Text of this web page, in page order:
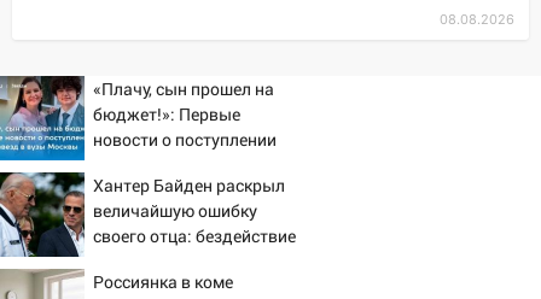
Ураган ударил по Ульяновску:
затопленные улицы и остановившиеся
трамваи
12:17
Ульяновск накрыл крупный град:
после ливня город снова уходит под
воду
12:12
Прокуратура взяла на контроль
ДТП с шестилетним ребёнком на улице
08.08.2026
«Плачу, сын прошел на
бюджет!»: Первые
новости о поступлении
Москвы
Хантер Байден раскрыл
величайшую ошибку
своего отца: бездействие
Россиянка в коме